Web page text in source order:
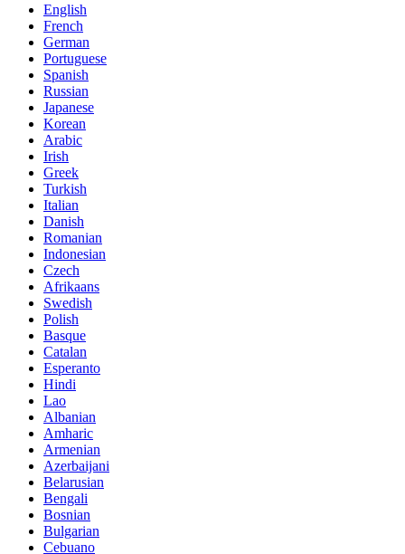
English
French
German
Portuguese
Spanish
Russian
Japanese
Korean
Arabic
Irish
Greek
Turkish
Italian
Danish
Romanian
Indonesian
Czech
Afrikaans
Swedish
Polish
Basque
Catalan
Esperanto
Hindi
Lao
Albanian
Amharic
Armenian
Azerbaijani
Belarusian
Bengali
Bosnian
Bulgarian
Cebuano